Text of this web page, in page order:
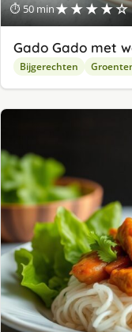
⏱ 50 min★★★★☆
Gado Gado met
Bijgerechten